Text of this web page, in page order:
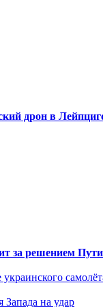
дрон в
за решением
на удар